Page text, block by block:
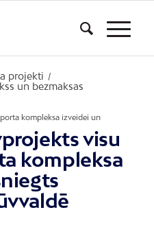
projekti /
un bezmaksas
kompleksa izveidei un
visu
kompleksa